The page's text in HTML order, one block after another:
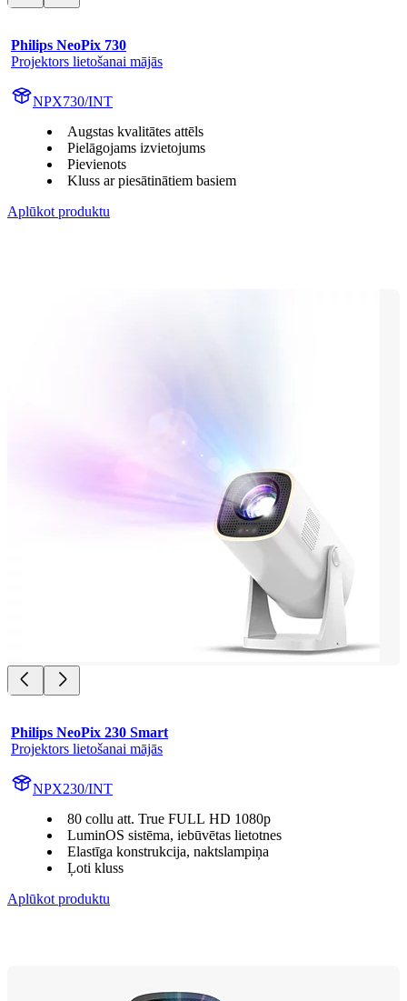
Philips NeoPix 730
Projektors lietošanai mājās
NPX730/INT
Augstas kvalitātes attēls
Pielāgojams izvietojums
Pievienots
Kluss ar piesātinātiem basiem
Aplūkot produktu
Philips NeoPix 230 Smart
Projektors lietošanai mājās
NPX230/INT
80 collu att. True FULL HD 1080p
LuminOS sistēma, iebūvētas lietotnes
Elastīga konstrukcija, naktslampiņa
Ļoti kluss
Aplūkot produktu